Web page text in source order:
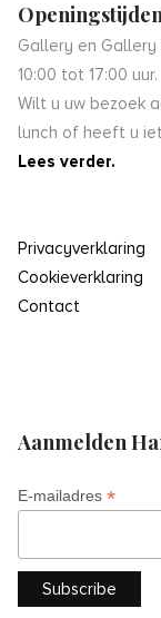
Gallery en Gallery
10:00 tot 17:00 uur.
Wilt u uw bezoek
lunch of heeft u
Lees verder.
Privacyverklaring
Cookieverklaring
Contact
Aanmelden
E-mailadres *